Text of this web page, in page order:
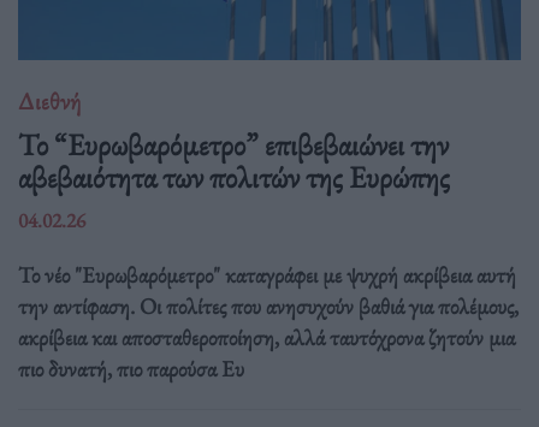
Διεθνή
Το “Ευρωβαρόμετρο” επιβεβαιώνει την
αβεβαιότητα των πολιτών της Ευρώπης
04.02.26
Το νέο "Ευρωβαρόμετρο" καταγράφει με ψυχρή ακρίβεια αυτή
την αντίφαση. Oι πολίτες που ανησυχούν βαθιά για πολέμους,
ακρίβεια και αποσταθεροποίηση, αλλά ταυτόχρονα ζητούν μια
πιο δυνατή, πιο παρούσα Ευ